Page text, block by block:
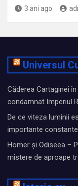
3 ani ago
Universul
Căderea Cartaginei
condamnat Imperiul
De ce viteza luminii
importante
Homer și Odiseea –
mistere de aproape